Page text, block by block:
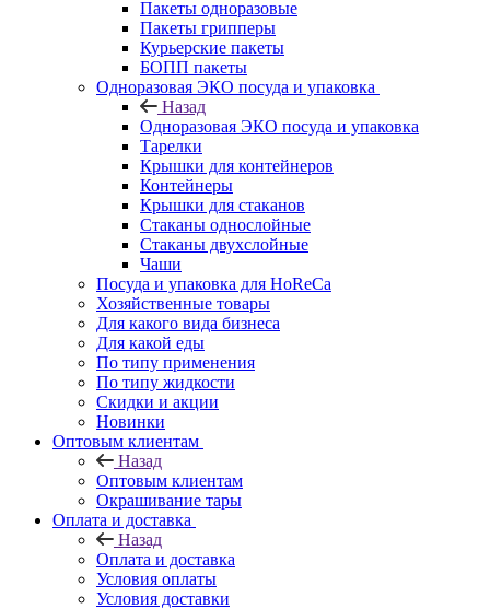
Пакеты одноразовые
Пакеты грипперы
Курьерские пакеты
БОПП пакеты
Одноразовая ЭКО посуда и упаковка
Назад
Одноразовая ЭКО посуда и упаковка
Тарелки
Крышки для контейнеров
Контейнеры
Крышки для стаканов
Стаканы однослойные
Стаканы двухслойные
Чаши
Посуда и упаковка для HoReCa
Хозяйственные товары
Для какого вида бизнеса
Для какой еды
По типу применения
По типу жидкости
Скидки и акции
Новинки
Оптовым клиентам
Назад
Оптовым клиентам
Окрашивание тары
Оплата и доставка
Назад
Оплата и доставка
Условия оплаты
Условия доставки